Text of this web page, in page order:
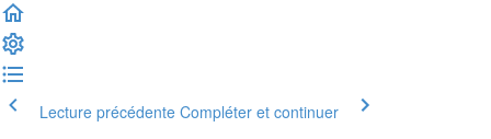
Lecture précédente Compléter et continuer